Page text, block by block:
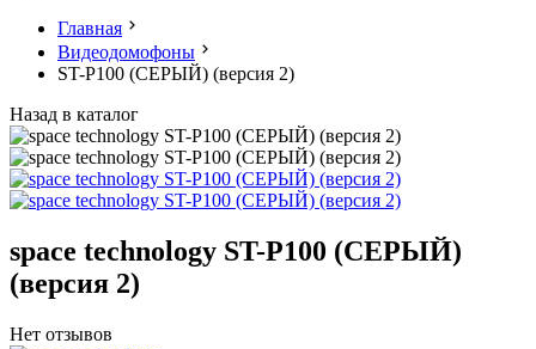
Главная
Видеодомофоны
ST-P100 (СЕРЫЙ) (версия 2)
Назад в каталог
space technology ST-P100 (СЕРЫЙ)
(версия 2)
Нет отзывов